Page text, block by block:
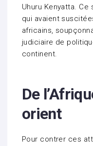
Uhuru Kenyatta.
qui avaient
africains,
judiciaire de
continent.
De
orient
Pour contrer ces